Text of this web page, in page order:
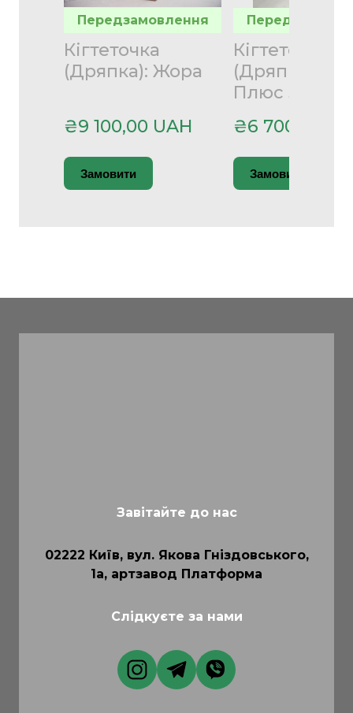
Передзамовлення
Кігтеточка
(Дряпка): Жора
₴9 100,00 UAH
Замовити
Кігтеточка
(Дряпка):
Плюс 3
₴6 700,00
Замовити
Завітайте до нас
02222 Київ, вул. Якова Гніздовського,
1а, артзавод Платформа
Слідкуєте за нами